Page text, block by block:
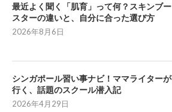
最近よく聞く「肌育」って何？スキンブー
スターの違いと、自分に合った選び方
2026年8月6日
シンガポール習い事ナビ！ママライターが
行く、話題のスクール潜入記
2026年4月29日